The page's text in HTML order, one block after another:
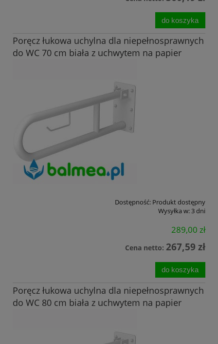
do koszyka
Poręcz łukowa uchylna dla niepełnosprawnych
do WC 70 cm biała z uchwytem na papier
Dostępność: Produkt dostępny
Wysyłka w:3 dni
289,00 zł
Cena netto: 267,59 zł
do koszyka
Poręcz łukowa uchylna dla niepełnosprawnych
do WC 80 cm biała z uchwytem na papier